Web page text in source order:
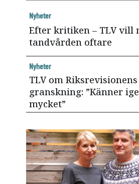
Efter kritiken – TLV vill
tandvården oftare
Nyheter
TLV om Riksrevisionens
granskning: ”Känner
mycket”
Nyheter